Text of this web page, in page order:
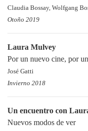
Claudia Bossay, Wolfgang
Otoño 2019
Laura Mulvey
Por un nuevo cine, por
José Gatti
Invierno 2018
Un encuentro con
Nuevos modos de ver